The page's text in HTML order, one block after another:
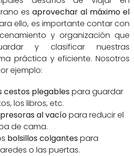
es aprovechar al máximo el
ello, es importante contar con
y organización que
y clasificar nuestras
práctica y eficiente. Nosotros
ejemplo:
cestos plegablespara guardar
los libros, etc.
al vacíopara reducir el
de cama.
bolsillos colgantespara
o las puertas.